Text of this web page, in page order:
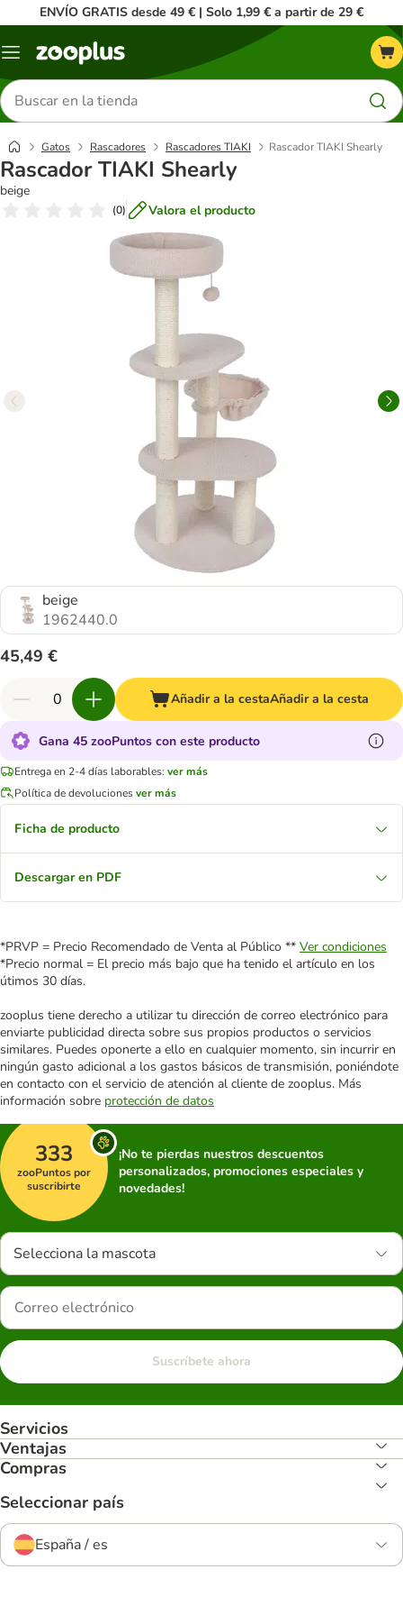
ENVÍO GRATIS desde 49 € | Solo 1,99 € a partir de 29 €
Menú
Buscar
productos
Gatos Rascadores Rascadores TIAKI Rascador TIAKI Shearly
Rascador TIAKI Shearly
beige
(0) Valora el producto
beige
1962440.0
45,49 €
Añadir a la cestaAñadir a la cesta
Gana 45 zooPuntos con este producto
Entrega en 2-4 días laborables: ver más
Política de devolucionesver más
Ficha de producto
Descargar en PDF
*PRVP = Precio Recomendado de Venta al Público ** Ver condiciones
*Precio normal = El precio más bajo que ha tenido el artículo en los
útimos 30 días.
zooplus tiene derecho a utilizar tu dirección de correo electrónico para
enviarte publicidad directa sobre sus propios productos o servicios
similares. Puedes oponerte a ello en cualquier momento, sin incurrir en
ningún gasto adicional a los gastos básicos de transmisión, poniéndote
en contacto con el servicio de atención al cliente de zooplus. Más
información sobre protección de datos
333
zooPuntos por
suscribirte
¡No te pierdas nuestros descuentos
personalizados, promociones especiales y
novedades!
Selecciona la mascota
Suscríbete ahora
Servicios
Ventajas
Compras
Seleccionar país
España / es